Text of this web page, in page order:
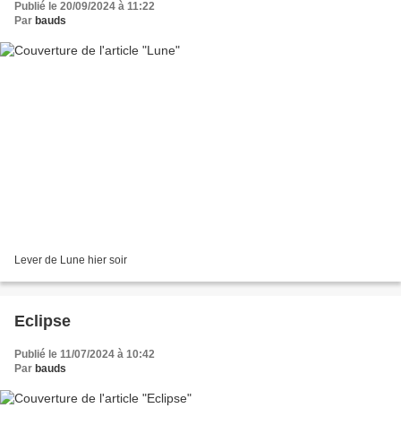
Publié le 20/09/2024 à 11:22
Par bauds
Lever de Lune hier soir
Eclipse
Publié le 11/07/2024 à 10:42
Par bauds